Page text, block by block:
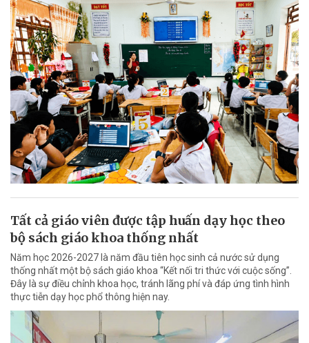
Tất cả giáo viên được tập huấn dạy học theo
bộ sách giáo khoa thống nhất
Năm học 2026-2027 là năm đầu tiên học sinh cả nước sử dụng
thống nhất một bộ sách giáo khoa “Kết nối tri thức với cuộc sống”.
Đây là sự điều chỉnh khoa học, tránh lãng phí và đáp ứng tình hình
thực tiễn dạy học phổ thông hiện nay.